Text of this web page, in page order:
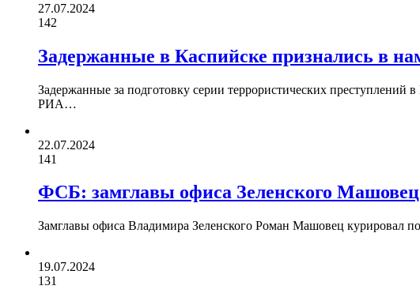
27.07.2024
142
Задержанные в Каспийске признались в
Задержанные за подготовку серии террористических преступлений
РИА…
22.07.2024
141
ФСБ: замглавы офиса Зеленского
Замглавы офиса Владимира Зеленского Роман Машовец
19.07.2024
131